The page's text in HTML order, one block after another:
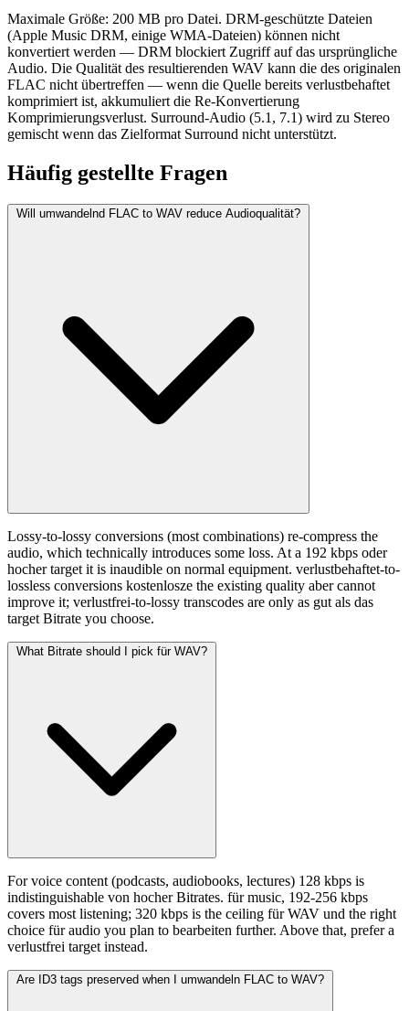
Maximale Größe: 200 MB pro Datei. DRM-geschützte Dateien
(Apple Music DRM, einige WMA-Dateien) können nicht
konvertiert werden — DRM blockiert Zugriff auf das ursprüngliche
Audio. Die Qualität des resultierenden WAV kann die des originalen
FLAC nicht übertreffen — wenn die Quelle bereits verlustbehaftet
komprimiert ist, akkumuliert die Re-Konvertierung
Komprimierungsverlust. Surround-Audio (5.1, 7.1) wird zu Stereo
gemischt wenn das Zielformat Surround nicht unterstützt.
Häufig gestellte Fragen
Will umwandelnd FLAC to WAV reduce Audioqualität?
Lossy-to-lossy conversions (most combinations) re-compress the
audio, which technically introduces some loss. At a 192 kbps oder
hocher target it is inaudible on normal equipment. verlustbehaftet-to-
lossless conversions kostenlosze the existing quality aber cannot
improve it; verlustfrei-to-lossy transcodes are only as gut als das
target Bitrate you choose.
What Bitrate should I pick für WAV?
For voice content (podcasts, audiobooks, lectures) 128 kbps is
indistinguishable von hocher Bitrates. für music, 192-256 kbps
covers most listening; 320 kbps is the ceiling für WAV und the right
choice für audio you plan to bearbeiten further. Above that, prefer a
verlustfrei target instead.
Are ID3 tags preserved when I umwandeln FLAC to WAV?